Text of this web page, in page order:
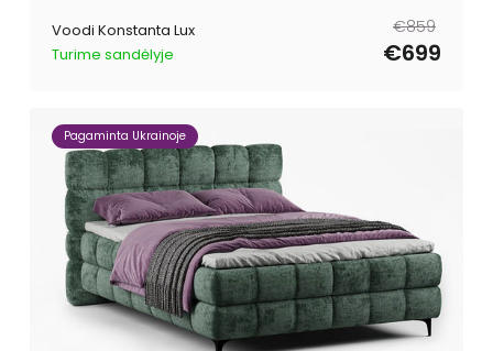
Voodi Konstanta Lux
Turime sandėlyje
Tavahind
€859
Müügihind
€699
Pagaminta Ukrainoje